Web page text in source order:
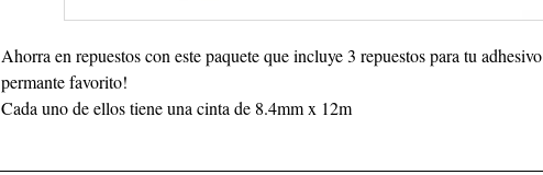
Ahorra en repuestos con este paquete que incluye 3 repuestos para tu adhesivo
permante favorito!
Cada uno de ellos tiene una cinta de 8.4mm x 12m